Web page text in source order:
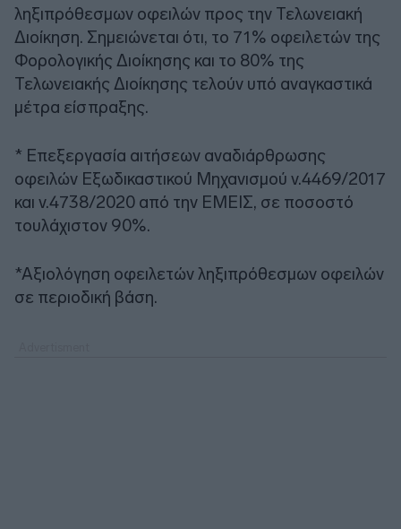
ληξιπρόθεσμων οφειλών προς την Τελωνειακή
Διοίκηση. Σημειώνεται ότι, το 71% οφειλετών της
Φορολογικής Διοίκησης και το 80% της
Τελωνειακής Διοίκησης τελούν υπό αναγκαστικά
μέτρα είσπραξης.
* Επεξεργασία αιτήσεων αναδιάρθρωσης
οφειλών Εξωδικαστικού Μηχανισμού ν.4469/2017
και ν.4738/2020 από την ΕΜΕΙΣ, σε ποσοστό
τουλάχιστον 90%.
*Αξιολόγηση οφειλετών ληξιπρόθεσμων οφειλών
σε περιοδική βάση.